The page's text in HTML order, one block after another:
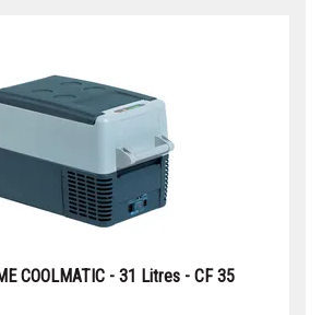
COOLMATIC - 31 Litres - CF 35